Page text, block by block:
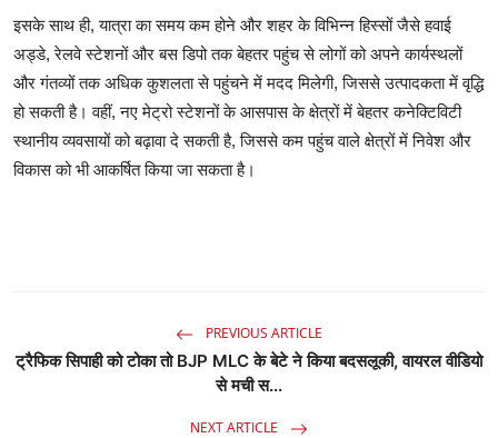
इसके साथ ही, यात्रा का समय कम होने और शहर के विभिन्न हिस्सों जैसे हवाई
अड्डे, रेलवे स्टेशनों और बस डिपो तक बेहतर पहुंच से लोगों को अपने कार्यस्थलों
और गंतव्यों तक अधिक कुशलता से पहुंचने में मदद मिलेगी, जिससे उत्पादकता में वृद्धि
हो सकती है। वहीं, नए मेट्रो स्टेशनों के आसपास के क्षेत्रों में बेहतर कनेक्टिविटी
स्थानीय व्यवसायों को बढ़ावा दे सकती है, जिससे कम पहुंच वाले क्षेत्रों में निवेश और
विकास को भी आकर्षित किया जा सकता है।
PREVIOUS ARTICLE
ट्रैफिक सिपाही को टोका तो BJP MLC के बेटे ने किया बदसलूकी, वायरल वीडियो
से मची स...
NEXT ARTICLE